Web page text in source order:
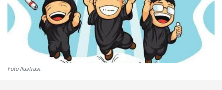
Foto Ilustrasi.